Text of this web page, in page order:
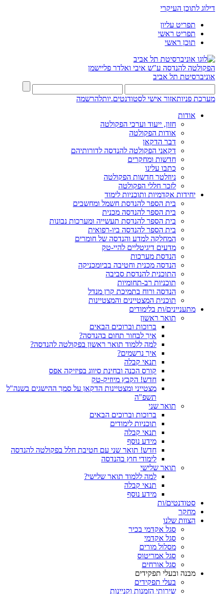
דילוג לתוכן העיקרי
תפריט עליון
תפריט ראשי
תוכן ראשי
הפקולטה להנדסה ע"ש איבי ואלדר פליישמן
אוניברסיטת תל אביב
מערכת פניותאזור אישי לסטודנטים.יותלהרשמה
אודות
חזון, ייעוד וערכי הפקולטה
אודות הפקולטה
דבר הדקאן
דקאני הפקולטה להנדסה לדורותיהם
חדשות ומחקרים
כתבו עלינו
ניוזלטר חדשות הפקולטה
לזכר חללי הפקולטה
יחידות אקדמיות ותוכניות לימוד
בית הספר להנדסת חשמל ומחשבים
בית הספר להנדסה מכנית
בית הספר להנדסת תעשייה ומערכות נבונות
בית הספר להנדסה ביו-רפואית
המחלקה למדע והנדסה של חומרים
מדעים דיגיטליים להיי-טק
הנדסת מערכות
הנדסה מכנית וחטיבה בביומכניקה
התוכנית להנדסת סביבה
תוכניות רב-תחומיות
הנדסה ורוח בתמיכת קרן מנדל
תוכנית המצטיינים והמצטיינות
מתעניינים/ות בלימודים
תואר ראשון
ברוכות וברוכים הבאים
איך לבחור תחום בהנדסה?
למה ללמוד תואר ראשון בפקולטה להנדסה?
איך נרשמים?
תנאי קבלה
קורס הכנה ובחינת סיווג בפיזיקה אפס
חדש! הקבץ מיוזיק-טק
מצטייני ומצטיינות הדקאן על סמך ההישגים בשנה"ל
תשפ"ה
תואר שני
ברוכות וברוכים הבאים
תוכניות לימודים
תנאי קבלה
מידע נוסף
חדש! תואר שני עם חטיבת חלל בפקולטה להנדסה
לימודי חוץ בהנדסה
תואר שלישי
למה ללמוד תואר שלישי?
תנאי קבלה
מידע נוסף
סטודנטים/ות
מחקר
הצוות שלנו
סגל אקדמי בכיר
סגל אקדמי
מסלול מורים
סגל אמריטוס
סגל אורחים
מבנה ובעלי תפקידים
בעלי תפקידים
שירותי הזמנות וקניינות